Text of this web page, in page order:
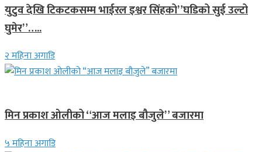
युटुव देखि टिकटकसम्म भाईरल इश्वर सिंहको”घडिको सुई उल्टो
घुमेर”…..
२ महिना अगाडि
मिन प्रकाश ओलीको “आज मलाइ बौजुले” बजारमा
५ महिना अगाडि